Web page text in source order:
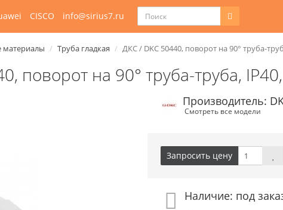
CISCO info@sirius7.ru
Труба гладкая ДКС / DKC 50440, поворот на 90° труба-
поворот на 90° труба-труба,
Производитель:
Смотреть все модели
Запросить цену
Наличие: под